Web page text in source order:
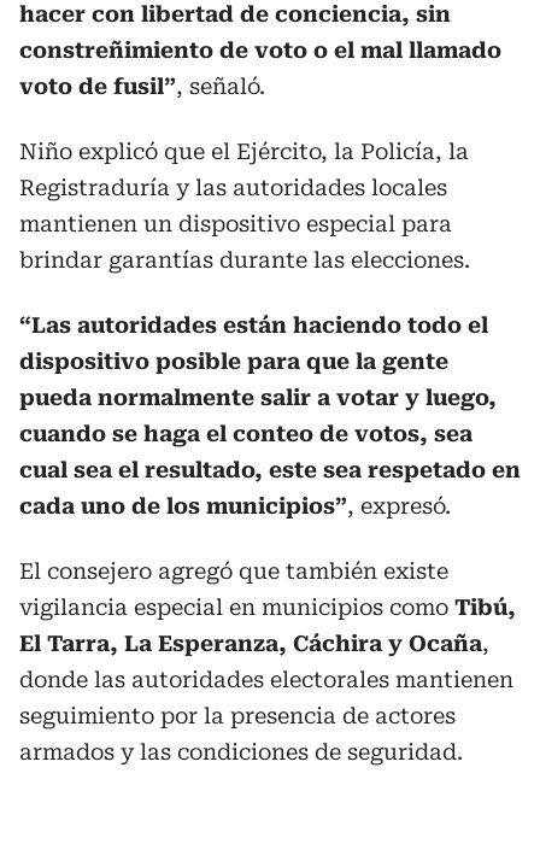
hacer con libertad de conciencia, sin
constreñimiento de voto o el mal llamado
voto de fusil”, señaló.
Niño explicó que el Ejército, la Policía, la
Registraduría y las autoridades locales
mantienen un dispositivo especial para
brindar garantías durante las elecciones.
“Las autoridades están haciendo todo el
dispositivo posible para que la gente
pueda normalmente salir a votar y luego,
cuando se haga el conteo de votos, sea
cual sea el resultado, este sea respetado en
cada uno de los municipios”, expresó.
El consejero agregó que también existe
vigilancia especial en municipios como Tibú,
El Tarra, La Esperanza, Cáchira y Ocaña,
donde las autoridades electorales mantienen
seguimiento por la presencia de actores
armados y las condiciones de seguridad.